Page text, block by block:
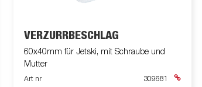
VERZURRBESCHLAG
60x40mm für Jetski, mit Schraube und
Mutter
Art nr 309681